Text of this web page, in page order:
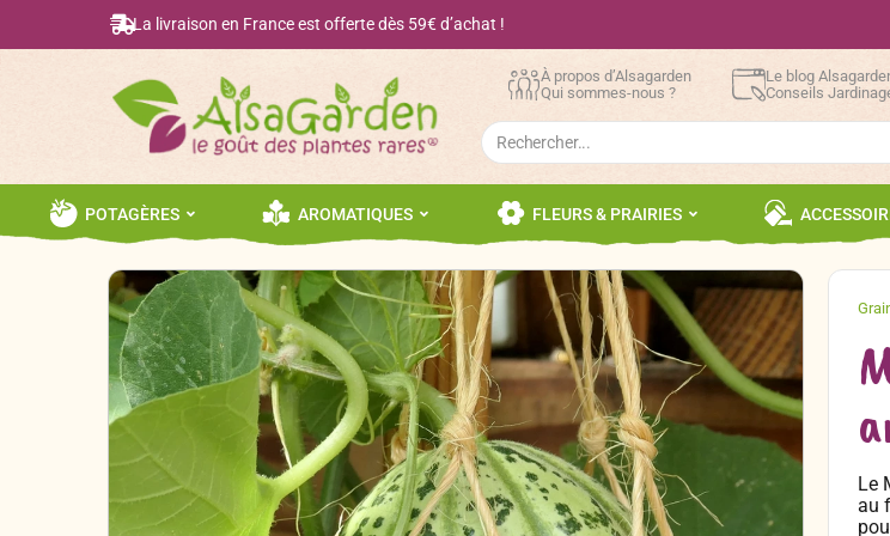
La livraison en France est offerte dès 59€ d’achat !
À propos d’Alsagarden
Qui sommes-nous ?
Le blog
Conseils
Search
for:
POTAGÈRES AROMATIQUES FLEURS & PRAIRIES
Le
au